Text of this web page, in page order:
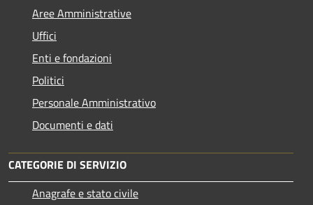
Aree Amministrative
Uffici
Enti e fondazioni
Politici
Personale Amministrativo
Documenti e dati
CATEGORIE DI SERVIZIO
Anagrafe e stato civile